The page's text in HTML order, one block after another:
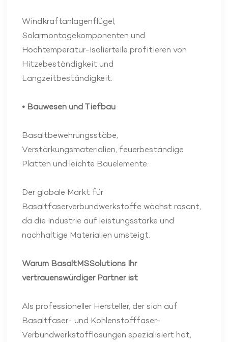
Windkraftanlagenflügel,
Solarmontagekomponenten und
Hochtemperatur-Isolierteile profitieren von
Hitzebeständigkeit und
Langzeitbeständigkeit.
• Bauwesen und Tiefbau
Basaltbewehrungsstäbe,
Verstärkungsmaterialien, feuerbeständige
Platten und leichte Bauelemente.
Der globale Markt für
Basaltfaserverbundwerkstoffe wächst rasant,
da die Industrie auf leistungsstarke und
nachhaltige Materialien umsteigt.
Warum BasaltMSSolutions Ihr
vertrauenswürdiger Partner ist
Als professioneller Hersteller, der sich auf
Basaltfaser- und Kohlenstofffaser-
Verbundwerkstofflösungen spezialisiert hat,